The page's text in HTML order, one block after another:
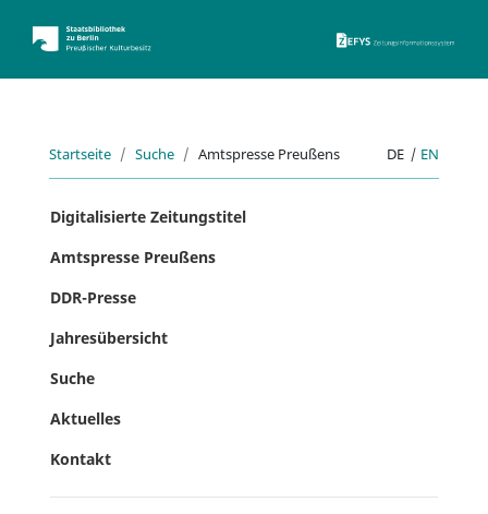
Startseite Suche Amtspresse Preußens DE | EN
Digitalisierte Zeitungstitel
Amtspresse Preußens
DDR-Presse
Jahresübersicht
Suche
Aktuelles
Kontakt